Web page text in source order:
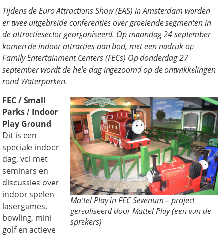
Tijdens de Euro Attractions Show (EAS) in Amsterdam worden
er twee uitgebreide conferenties over groeiende segmenten in
de attractiesector georganiseerd. Op maandag 24 september
komen de indoor attracties aan bod, met een nadruk op
Family Entertainment Centers (FECs) Op donderdag 27
september wordt de hele dag ingezoomd op de ontwikkelingen
rond Waterparken.
Mattel Play in FEC Sevenum – project
gerealiseerd door Mattel Play (een van de
sprekers)
FEC / Small
Parks / Indoor
Play Ground
Dit is een
speciale indoor
dag, vol met
seminars en
discussies over
indoor spelen,
lasergames,
bowling, mini
golf en actieve